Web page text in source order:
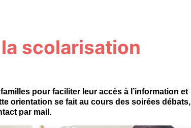
scolarisation
pour faciliter leur accès à l’information et
orientation se fait au cours des soirées débats,
par mail.